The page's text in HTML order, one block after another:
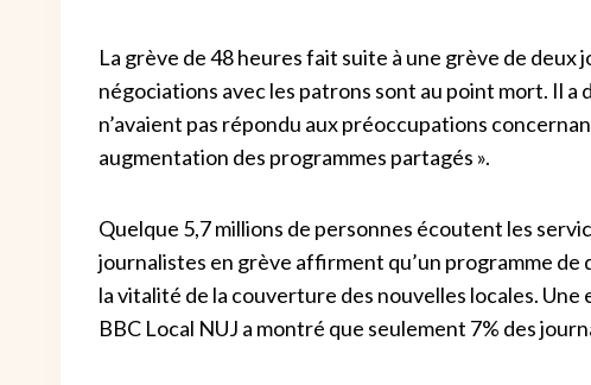
La grève de 48 heures fait suite à une grève de deux
négociations avec les patrons sont au point mort. Il
n’avaient pas répondu aux préoccupations
augmentation des programmes partagés ».
Quelque 5,7 millions de personnes écoutent les
journalistes en grève affirment qu’un programme
la vitalité de la couverture des nouvelles locales.
BBC Local NUJ a montré que seulement 7% des